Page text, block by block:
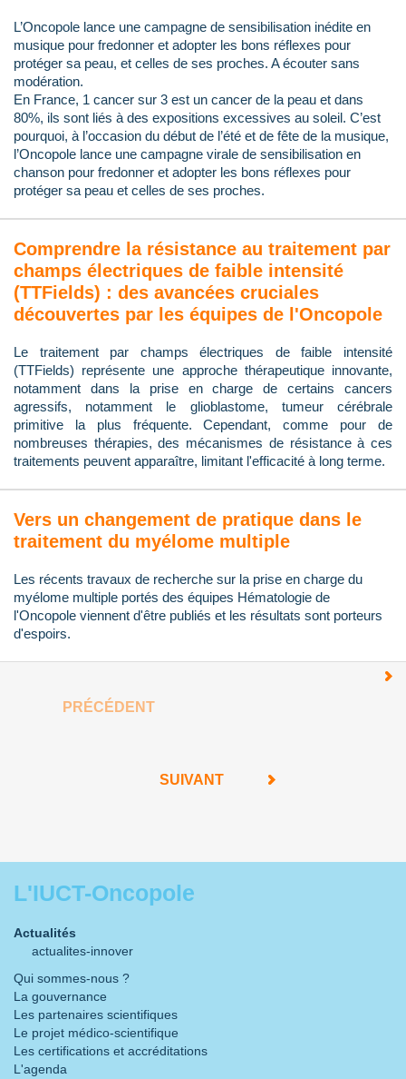
L’Oncopole lance une campagne de sensibilisation inédite en
musique pour fredonner et adopter les bons réflexes pour
protéger sa peau, et celles de ses proches. A écouter sans
modération.
En France, 1 cancer sur 3 est un cancer de la peau et dans
80%, ils sont liés à des expositions excessives au soleil. C’est
pourquoi, à l’occasion du début de l’été et de fête de la musique,
l’Oncopole lance une campagne virale de sensibilisation en
chanson pour fredonner et adopter les bons réflexes pour
protéger sa peau et celles de ses proches.
Comprendre la résistance au traitement par
champs électriques de faible intensité
(TTFields) : des avancées cruciales
découvertes par les équipes de l'Oncopole
Le traitement par champs électriques de faible intensité
(TTFields) représente une approche thérapeutique innovante,
notamment dans la prise en charge de certains cancers
agressifs, notamment le glioblastome, tumeur cérébrale
primitive la plus fréquente. Cependant, comme pour de
nombreuses thérapies, des mécanismes de résistance à ces
traitements peuvent apparaître, limitant l'efficacité à long terme.
Vers un changement de pratique dans le
traitement du myélome multiple
Les récents travaux de recherche sur la prise en charge du
myélome multiple portés des équipes Hématologie de
l'Oncopole viennent d'être publiés et les résultats sont porteurs
d'espoirs.
PRÉCÉDENT
SUIVANT
L'IUCT-Oncopole
Actualités
actualites-innover
Qui sommes-nous ?
La gouvernance
Les partenaires scientifiques
Le projet médico-scientifique
Les certifications et accréditations
L'agenda